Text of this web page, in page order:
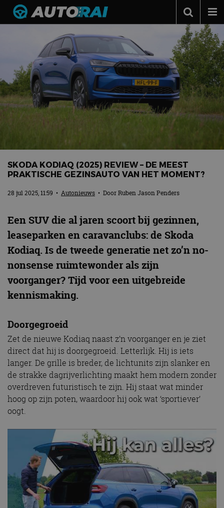
Autonieuws
Podcast
Autotests
Automerken
Adverteren
MotorRAI.nl
SKODA KODIAQ (2025) REVIEW – DE MEEST
PRAKTISCHE GEZINSAUTO VAN HET MOMENT?
28 jul 2025, 11:59 • Autonieuws • DoorRuben Jason Penders
Een SUV die al jaren scoort bij gezinnen,
leaseparken en caravanclubs: de Skoda
Kodiaq. Is de tweede generatie net zo’n no-
nonsense ruimtewonder als zijn
voorganger? Tijd voor een uitgebreide
kennismaking.
Doorgegroeid
Zet de nieuwe Kodiaq naast z’n voorganger en je ziet
direct dat hij is doorgegroeid. Letterlijk. Hij is iets
langer. De grille is breder, de lichtunits zijn slanker en
de strakke dagrijverlichting maakt hem modern zonder
overdreven futuristisch te zijn. Hij staat wat minder
hoog op zijn poten, waardoor hij ook wat ‘sportiever’
oogt.